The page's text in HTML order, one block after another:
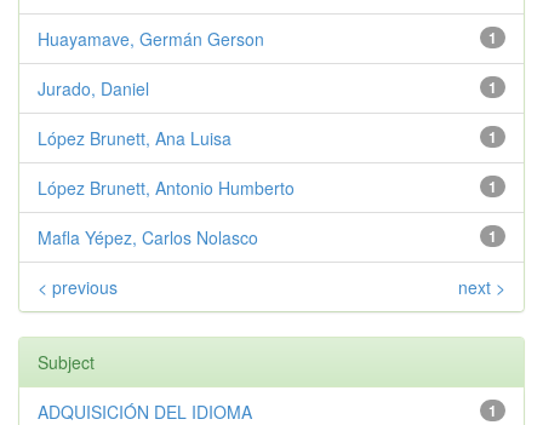
1
Huayamave, Germán Gerson
1
Jurado, Daniel
1
López Brunett, Ana Luisa
1
López Brunett, Antonio Humberto
1
Mafla Yépez, Carlos Nolasco
< previous next >
Subject
1
ADQUISICIÓN DEL IDIOMA